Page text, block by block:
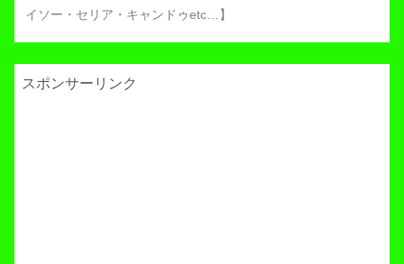
イソー・セリア・キャンドゥetc…】
スポンサーリンク